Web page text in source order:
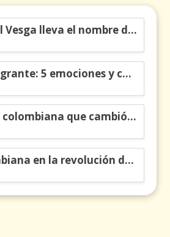
Carlos Manuel Vesga lleva el nombre de Colombia a los Emmy
Resiliencia migrante: 5 emociones y cómo gestionarlas
Tatiana Toro: colombiana que cambió la historia de las matemáticas
Ciencia colombiana en la revolución de los órganos en chips